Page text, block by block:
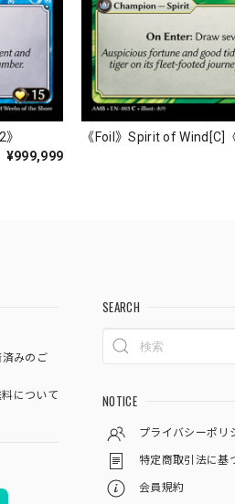
¥999,999
《Foil》Spirit of Wind[C]
みのご
について
SEARCH
NOTICE
プライバシーポリ
特定商取引法に基
会員規約